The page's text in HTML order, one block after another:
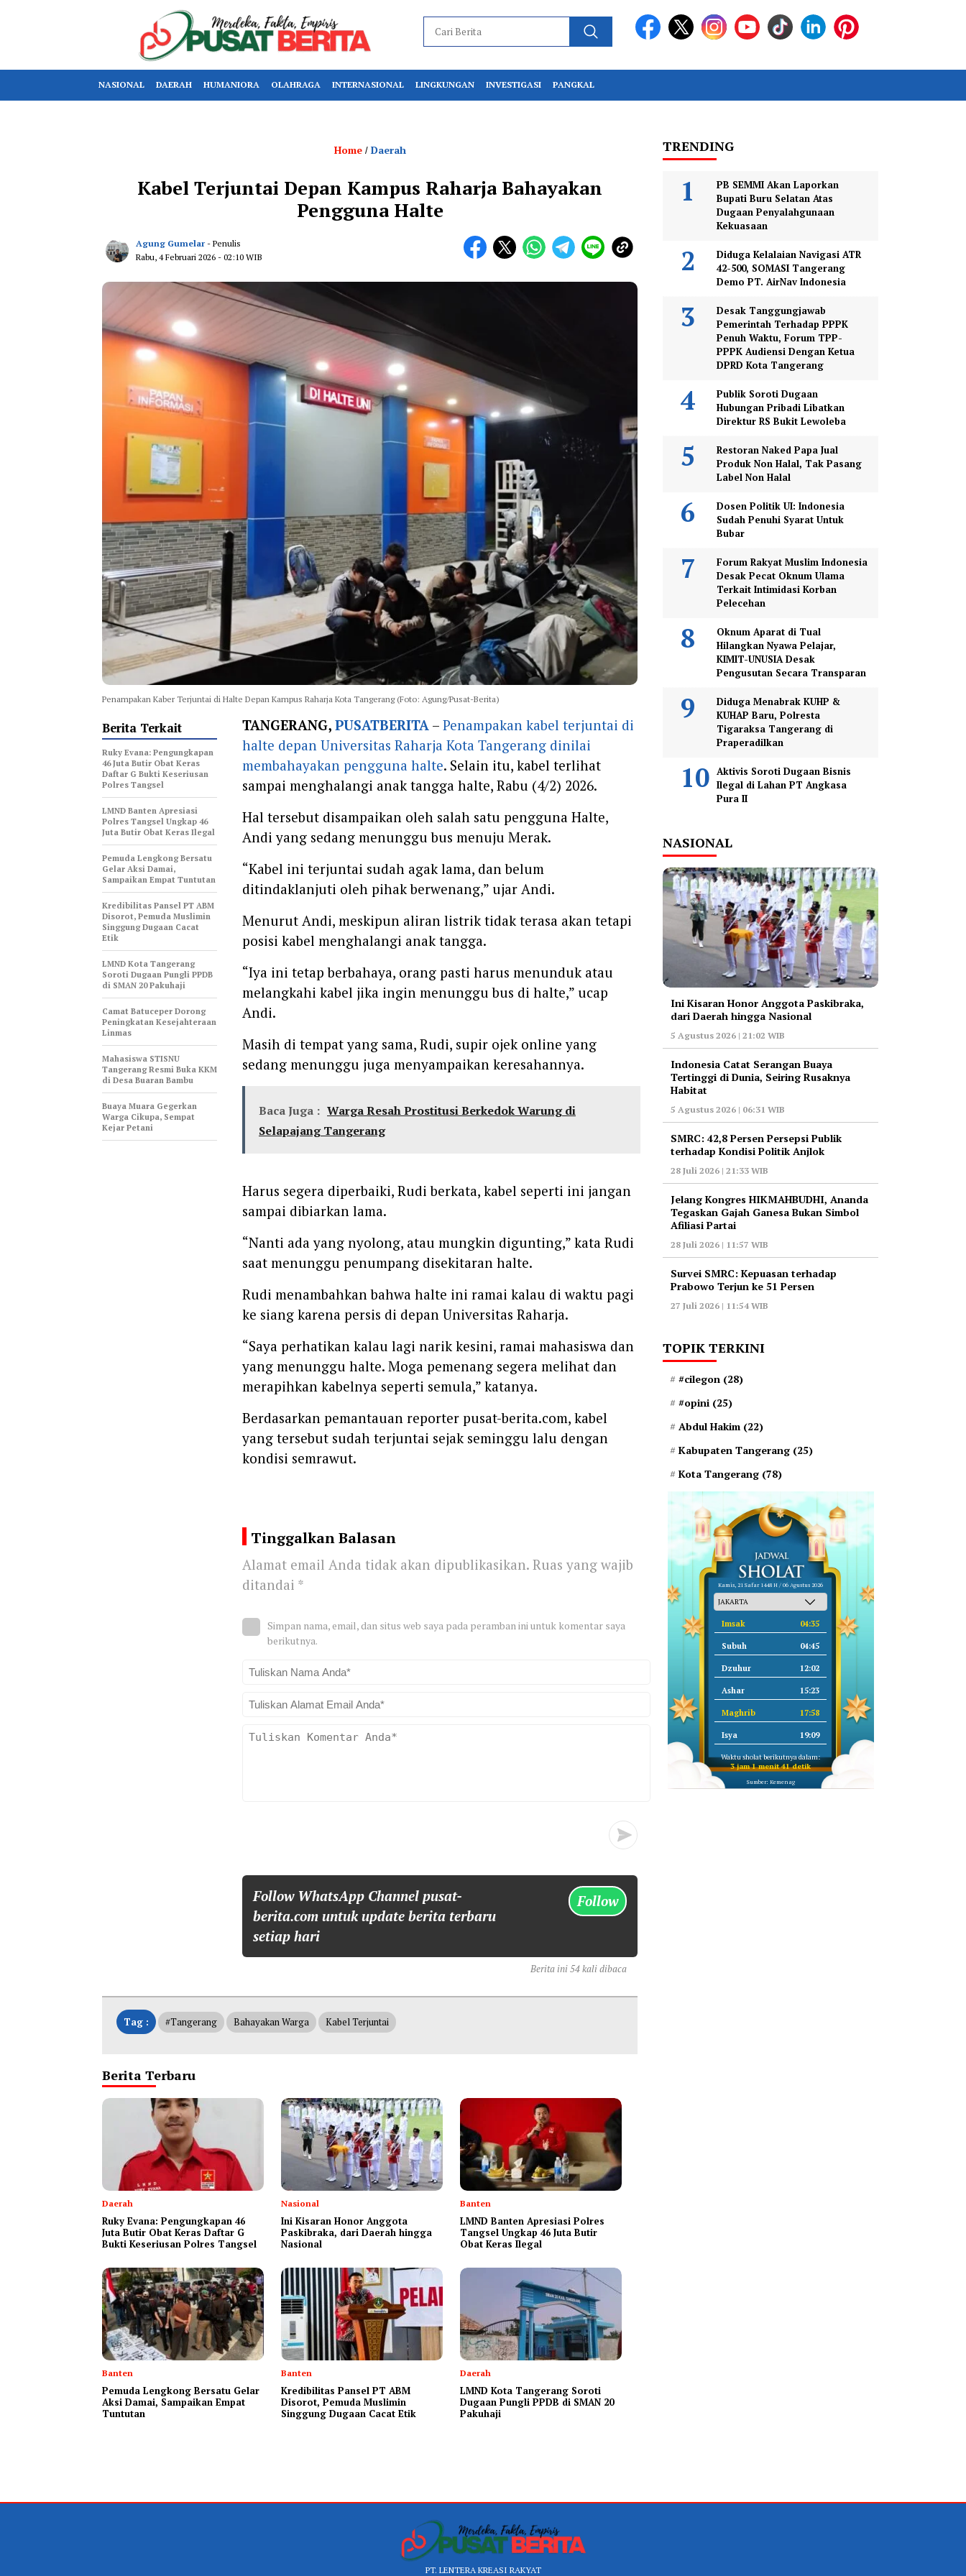
NASIONAL DAERAH HUMANIORA OLAHRAGA INTERNASIONAL LINGKUNGAN INVESTIGASI PANGKAL
Home/ Daerah
Kabel Terjuntai Depan Kampus Raharja Bahayakan
Pengguna Halte
Agung Gumelar - Penulis
Rabu, 4 Februari 2026 - 02:10 WIB
Penampakan Kaber Terjuntai di Halte Depan Kampus Raharja Kota Tangerang (Foto: Agung/Pusat-Berita)
TANGERANG, PUSATBERITA – Penampakan kabel terjuntai di
halte depan Universitas Raharja Kota Tangerang dinilai
membahayakan pengguna halte. Selain itu, kabel terlihat
sampai menghalangi anak tangga halte, Rabu (4/2) 2026.
Hal tersebut disampaikan oleh salah satu pengguna Halte,
Andi yang sedang menunggu bus menuju Merak.
“Kabel ini terjuntai sudah agak lama, dan belum
ditindaklanjuti oleh pihak berwenang,” ujar Andi.
Menurut Andi, meskipun aliran listrik tidak terasa akan tetapi
posisi kabel menghalangi anak tangga.
“Iya ini tetap berbahaya, orang pasti harus menunduk atau
melangkahi kabel jika ingin menunggu bus di halte,” ucap
Andi.
Masih di tempat yang sama, Rudi, supir ojek online yang
sedang menunggu juga menyampaikan keresahannya.
Baca Juga : Warga Resah Prostitusi Berkedok Warung di
Selapajang Tangerang
Harus segera diperbaiki, Rudi berkata, kabel seperti ini jangan
sampai dibiarkan lama.
“Nanti ada yang nyolong, atau mungkin digunting,” kata Rudi
saat menunggu penumpang disekitaran halte.
Rudi menambahkan bahwa halte ini ramai kalau di waktu pagi
ke siang karena persis di depan Universitas Raharja.
“Saya perhatikan kalau lagi narik kesini, ramai mahasiswa dan
yang menunggu halte. Moga pemenang segera melihat dan
merapihkan kabelnya seperti semula,” katanya.
Berdasarkan pemantauan reporter pusat-berita.com, kabel
yang tersebut sudah terjuntai sejak seminggu lalu dengan
kondisi semrawut.
Tinggalkan Balasan
Alamat email Anda tidak akan dipublikasikan. Ruas yang wajib
ditandai *
Simpan nama, email, dan situs web saya pada peramban ini untuk komentar saya
berikutnya.
Follow WhatsApp Channel pusat-
berita.com untuk update berita terbaru
setiap hari
Follow
Berita Terkait
‎Ruky Evana: Pengungkapan
46 Juta Butir Obat Keras
Daftar G Bukti Keseriusan
Polres Tangsel
LMND Banten Apresiasi
Polres Tangsel Ungkap 46
Juta Butir Obat Keras Ilegal
Pemuda Lengkong Bersatu
Gelar Aksi Damai,
Sampaikan Empat Tuntutan
‎Kredibilitas Pansel PT ABM
Disorot, Pemuda Muslimin
Singgung Dugaan Cacat
Etik
LMND Kota Tangerang
Soroti Dugaan Pungli PPDB
di SMAN 20 Pakuhaji
‎Camat Batuceper Dorong
Peningkatan Kesejahteraan
Linmas
Mahasiswa STISNU
Tangerang Resmi Buka KKM
di Desa Buaran Bambu
‎Buaya Muara Gegerkan
Warga Cikupa, Sempat
Kejar Petani
Berita ini 54 kali dibaca
Tag : #tangerang Bahayakan Warga Kabel Terjuntai
Berita Terbaru
Daerah
‎Ruky Evana: Pengungkapan 46
Juta Butir Obat Keras Daftar G
Bukti Keseriusan Polres Tangsel
Nasional
Ini Kisaran Honor Anggota
Paskibraka, dari Daerah hingga
Nasional
Banten
LMND Banten Apresiasi Polres
Tangsel Ungkap 46 Juta Butir
Obat Keras Ilegal
Banten
Pemuda Lengkong Bersatu Gelar
Aksi Damai, Sampaikan Empat
Tuntutan
Banten
‎Kredibilitas Pansel PT ABM
Disorot, Pemuda Muslimin
Singgung Dugaan Cacat Etik
Daerah
LMND Kota Tangerang Soroti
Dugaan Pungli PPDB di SMAN 20
Pakuhaji
TRENDING
PB SEMMI Akan Laporkan
Bupati Buru Selatan Atas
Dugaan Penyalahgunaan
Kekuasaan
Diduga Kelalaian Navigasi ATR
42-500, SOMASI Tangerang
Demo PT. AirNav Indonesia
Desak Tanggungjawab
Pemerintah Terhadap PPPK
Penuh Waktu, Forum TPP-
PPPK Audiensi Dengan Ketua
DPRD Kota Tangerang
Publik Soroti Dugaan
Hubungan Pribadi Libatkan
Direktur RS Bukit Lewoleba
Restoran Naked Papa Jual
Produk Non Halal, Tak Pasang
Label Non Halal
Dosen Politik UI: Indonesia
Sudah Penuhi Syarat Untuk
Bubar
Forum Rakyat Muslim Indonesia
Desak Pecat Oknum Ulama
Terkait Intimidasi Korban
Pelecehan
Oknum Aparat di Tual
Hilangkan Nyawa Pelajar,
KIMIT-UNUSIA Desak
Pengusutan Secara Transparan
Diduga Menabrak KUHP &
KUHAP Baru, Polresta
Tigaraksa Tangerang di
Praperadilkan
Aktivis Soroti Dugaan Bisnis
Ilegal di Lahan PT Angkasa
Pura II
NASIONAL
Ini Kisaran Honor Anggota Paskibraka,
dari Daerah hingga Nasional
5 Agustus 2026 | 21:02 WIB
Indonesia Catat Serangan Buaya
Tertinggi di Dunia, Seiring Rusaknya
Habitat
5 Agustus 2026 | 06:31 WIB
‎SMRC: 42,8 Persen Persepsi Publik
terhadap Kondisi Politik Anjlok
28 Juli 2026 | 21:33 WIB
‎Jelang Kongres HIKMAHBUDHI, Ananda
Tegaskan Gajah Ganesa Bukan Simbol
Afiliasi Partai
28 Juli 2026 | 11:57 WIB
‎Survei SMRC: Kepuasan terhadap
Prabowo Terjun ke 51 Persen
27 Juli 2026 | 11:54 WIB
TOPIK TERKINI
#cilegon (28)
#opini (25)
Abdul Hakim (22)
Kabupaten Tangerang (25)
Kota Tangerang (78)
Kamis, 21 Safar 1448 H / 06 Agustus 2026
Imsak 04:35
Subuh 04:45
Dzuhur 12:02
Ashar 15:23
Maghrib 17:58
Isya 19:09
Waktu sholat berikutnya dalam:
3 jam 1 menit 40 detik
Sumber: Kemenag
PT. LENTERA KREASI RAKYAT